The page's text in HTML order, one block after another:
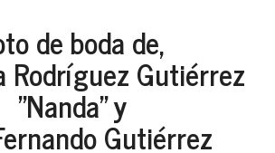
de boda de,
Rodríguez Gutiérrez
"Nanda" y
Gutiérrez